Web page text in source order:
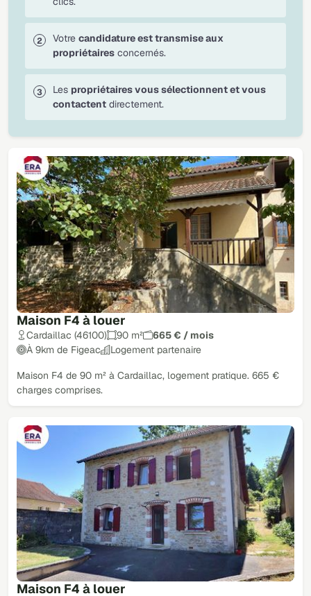
Maison F4 à louer
Cardaillac (46100) 90 m²
665 € / mois
À 9km de Figeac
Logement partenaire
Maison F4 de 90 m² à Cardaillac, logement pratique. 665 €
charges comprises.
Maison F4 à louer
Votre candidature est transmise aux
propriétaires concernés.
Les propriétaires vous sélectionnent et vous
contactent directement.